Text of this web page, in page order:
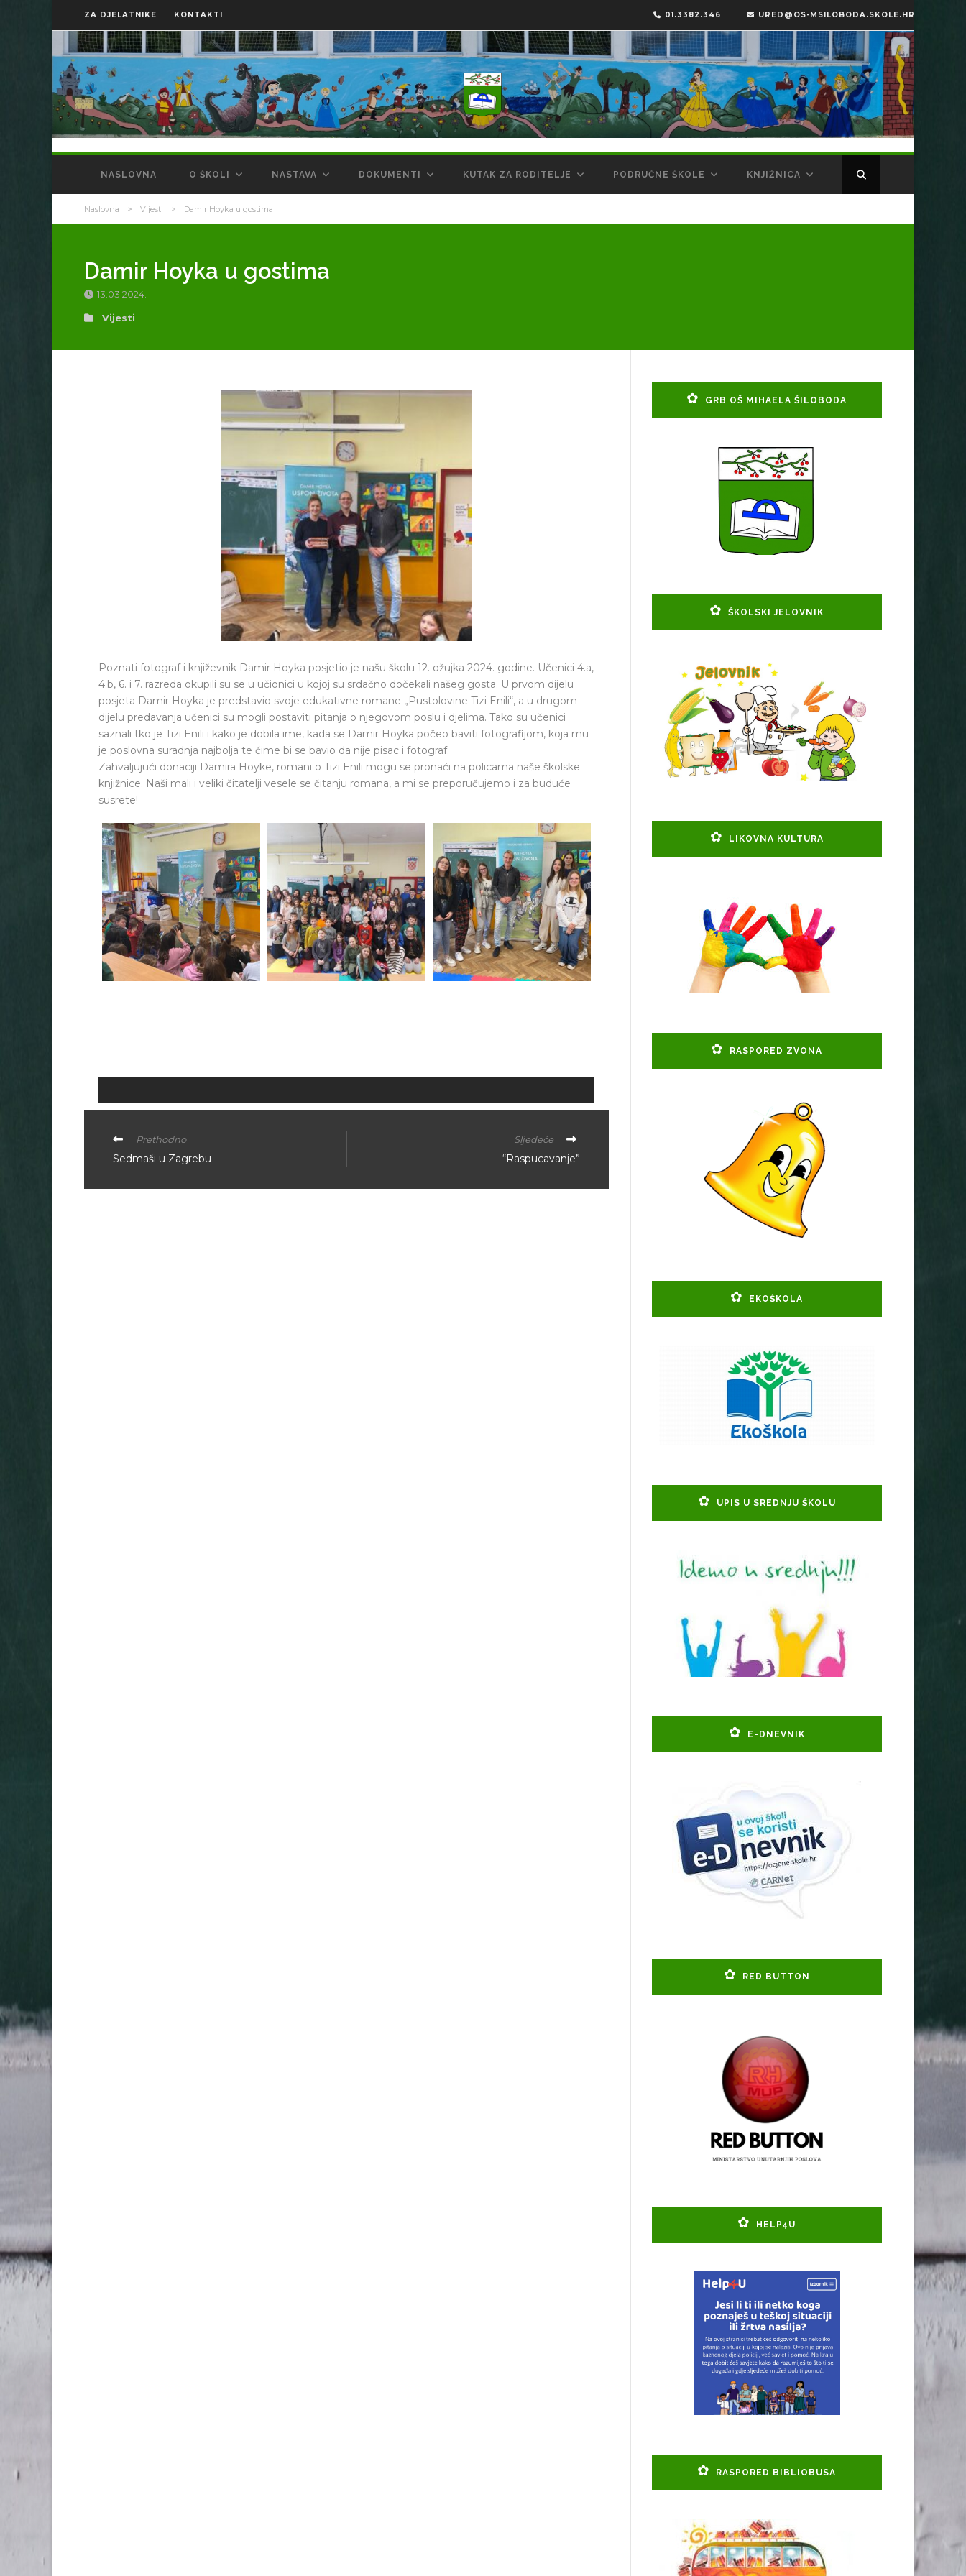
ZA DJELATNIKE KONTAKTI 01.3382.346 URED@OS-MSILOBODA.SKOLE.HR
NASLOVNA O ŠKOLI NASTAVA DOKUMENTI KUTAK ZA RODITELJE PODRUČNE ŠKOLE KNJIŽNICA
Naslovna > Vijesti > Damir Hoyka u gostima
Damir Hoyka u gostima
13.03.2024.
Vijesti
Poznati fotograf i književnik Damir Hoyka posjetio je našu školu 12. ožujka 2024. godine. Učenici 4.a,
4.b, 6. i 7. razreda okupili su se u učionici u kojoj su srdačno dočekali našeg gosta. U prvom dijelu
posjeta Damir Hoyka je predstavio svoje edukativne romane „Pustolovine Tizi Enili“, a u drugom
dijelu predavanja učenici su mogli postaviti pitanja o njegovom poslu i djelima. Tako su učenici
saznali tko je Tizi Enili i kako je dobila ime, kada se Damir Hoyka počeo baviti fotografijom, koja mu
je poslovna suradnja najbolja te čime bi se bavio da nije pisac i fotograf.
Zahvaljujući donaciji Damira Hoyke, romani o Tizi Enili mogu se pronaći na policama naše školske
knjižnice. Naši mali i veliki čitatelji vesele se čitanju romana, a mi se preporučujemo i za buduće
susrete!
Prethodno
Sedmaši u Zagrebu
Sljedeće
“Raspucavanje”
GRB OŠ MIHAELA ŠILOBODA
ŠKOLSKI JELOVNIK
LIKOVNA KULTURA
RASPORED ZVONA
EKOŠKOLA
UPIS U SREDNJU ŠKOLU
E-DNEVNIK
RED BUTTON
HELP4U
RASPORED BIBLIOBUSA